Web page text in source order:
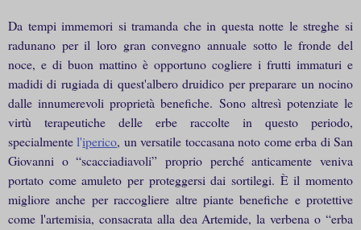
Da tempi immemori si tramanda che in questa notte le streghe si
radunano per il loro gran convegno annuale sotto le fronde del
noce, e di buon mattino è opportuno cogliere i frutti immaturi e
madidi di rugiada di quest'albero druidico per preparare un nocino
dalle innumerevoli proprietà benefiche. Sono altresì potenziate le
virtù terapeutiche delle erbe raccolte in questo periodo,
specialmentel'iperico, un versatile toccasana noto come erba di San
Giovanni o “scacciadiavoli” proprio perché anticamente veniva
portato come amuleto per proteggersi dai sortilegi. È il momento
migliore anche per raccogliere altre piante benefiche e protettive
come l'artemisia, consacrata alla dea Artemide, la verbena o “erba